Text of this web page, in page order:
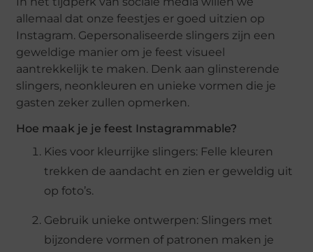
allemaal dat onze feestjes er goed uitzien op
Instagram. Gepersonaliseerde slingers zijn een
geweldige manier om je feest visueel
aantrekkelijk te maken. Denk aan glinsterende
slingers, neonkleuren en unieke vormen die je
gasten zeker zullen opmerken.
Hoe maak je je feest Instagrammable?
Kies voor kleurrijke slingers: Felle kleuren
trekken de aandacht en zien er geweldig uit
op foto’s.
Gebruik unieke ontwerpen: Slingers met
bijzondere vormen of patronen maken je